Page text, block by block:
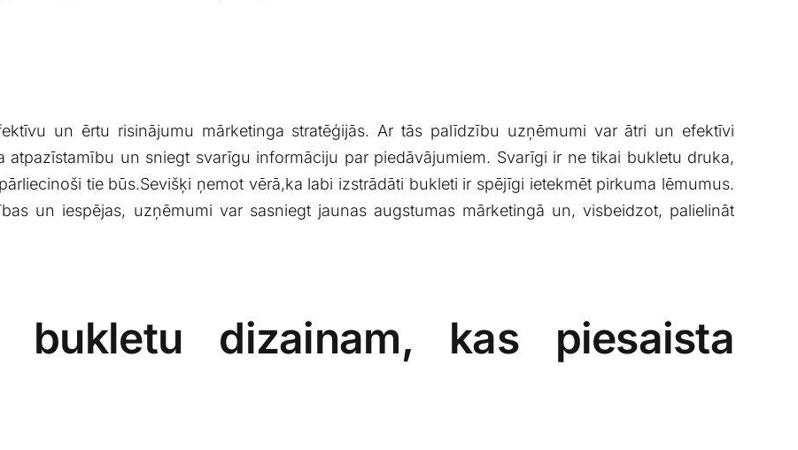
un ērtu risinājumu mārketinga stratēģijās. Ar tās palīdzību uzņēmumi var ātri un efektīvi
atpazīstamību un sniegt svarīgu informāciju par piedāvājumiem. Svarīgi ir ne ​tikai bukletu druka,
tie būs.Sevišķi ņemot vērā,ka labi izstrādāti bukleti ir spējīgi ietekmēt pirkuma lēmumus.
un iespējas, uzņēmumi var sasniegt jaunas augstumas ⁤mārketingā⁢ un, visbeidzot, palielināt‍
bukletu dizainam, kas⁣ piesaista